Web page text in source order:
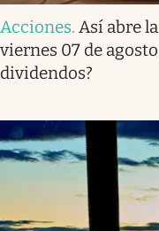
Acciones. Así abre
viernes 07 de
dividendos?